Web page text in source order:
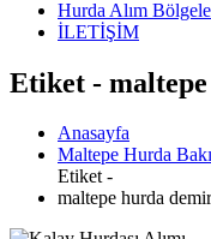
Hurda Alım
İLETİŞİM
Etiket -
Anasayfa
Maltepe Hurda
Etiket -
maltepe hurda demir